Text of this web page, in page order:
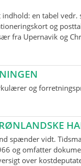
en tabel
og
fra Upernavik og
og
spænder vidt.
og omfatter
over